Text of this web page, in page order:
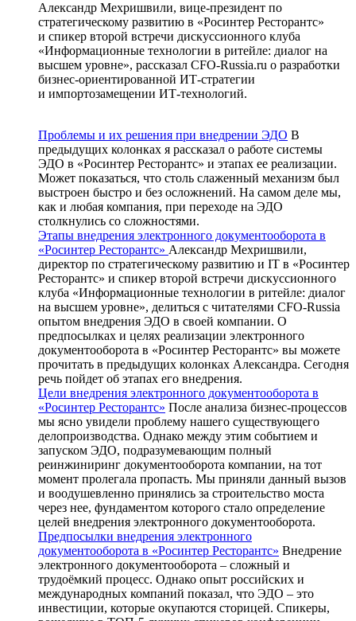
Александр Мехришвили, вице-президент по
стратегическому развитию в «Росинтер Ресторантс»
и спикер второй встречи дискуссионного клуба
«Информационные технологии в ритейле: диалог на
высшем уровне», рассказал CFO-Russia.ru о разработки
бизнес-ориентированной ИТ-стратегии
и импортозамещении ИТ-технологий.
Проблемы и их решения при внедрении ЭДО В
предыдущих колонках я рассказал о работе системы
ЭДО в «Росинтер Ресторантс» и этапах ее реализации.
Может показаться, что столь слаженный механизм был
выстроен быстро и без осложнений. На самом деле мы,
как и любая компания, при переходе на ЭДО
столкнулись со сложностями.
Этапы внедрения электронного документооборота в
«Росинтер Ресторантс» Александр Мехришвили,
директор по стратегическому развитию и IT в «Росинтер
Ресторантс» и спикер второй встречи дискуссионного
клуба «Информационные технологии в ритейле: диалог
на высшем уровне», делиться с читателями CFO-Russia
опытом внедрения ЭДО в своей компании. О
предпосылках и целях реализации электронного
документооборота в «Росинтер Ресторантс» вы можете
прочитать в предыдущих колонках Александра. Сегодня
речь пойдет об этапах его внедрения.
Цели внедрения электронного документооборота в
«Росинтер Ресторантс» После анализа бизнес-процессов
мы ясно увидели проблему нашего существующего
делопроизводства. Однако между этим событием и
запуском ЭДО, подразумевающим полный
реинжиниринг документооборота компании, на тот
момент пролегала пропасть. Мы приняли данный вызов
и воодушевленно принялись за строительство моста
через нее, фундаментом которого стало определение
целей внедрения электронного документооборота.
Предпосылки внедрения электронного
документооборота в «Росинтер Ресторантс» Внедрение
электронного документооборота – сложный и
трудоёмкий процесс. Однако опыт российских и
международных компаний показал, что ЭДО – это
инвестиции, которые окупаются сторицей. Спикеры,